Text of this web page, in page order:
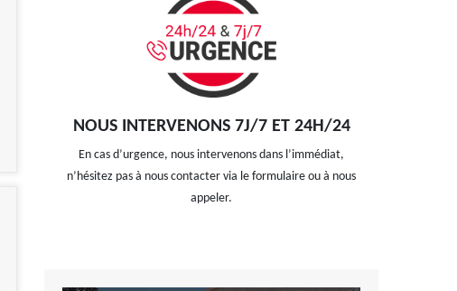
NOUS INTERVENONS 7J/7 ET 24H/24
En cas d’urgence, nous intervenons dans l’immédiat,
n’hésitez pas à nous contacter via le formulaire ou à nous
appeler.